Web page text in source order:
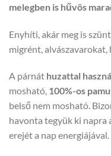
melegben is hűvös
Enyhíti, akár meg is
migrént, alvászavarokat,
A párnát huzattal
mosható, 100%-os
belső nem mosható.
havonta tegyük ki napra
erejét a nap energiájával.